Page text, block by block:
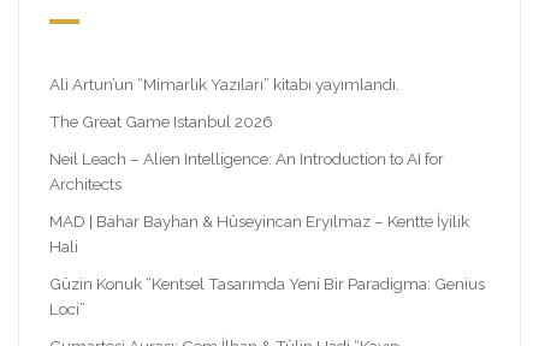
Ali Artun’un “Mimarlık Yazıları” kitabı yayımlandı.
The Great Game Istanbul 2026
Neil Leach – Alien Intelligence: An Introduction to AI for
Architects
MAD | Bahar Bayhan & Hüseyincan Eryılmaz – Kentte İyilik
Hali
Güzin Konuk “Kentsel Tasarımda Yeni Bir Paradigma: Genius
Loci”